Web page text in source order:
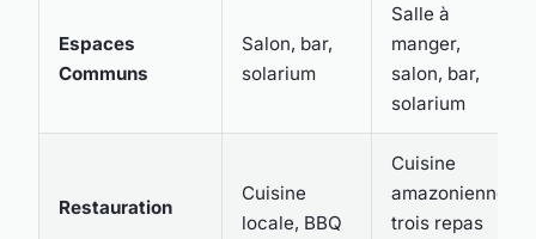
Espaces
Communs
Salon, bar,
solarium
Salle à
manger,
salon, bar,
solarium
Restauration
Cuisine
locale, BBQ
Cuisine
amazonienne,
trois repas